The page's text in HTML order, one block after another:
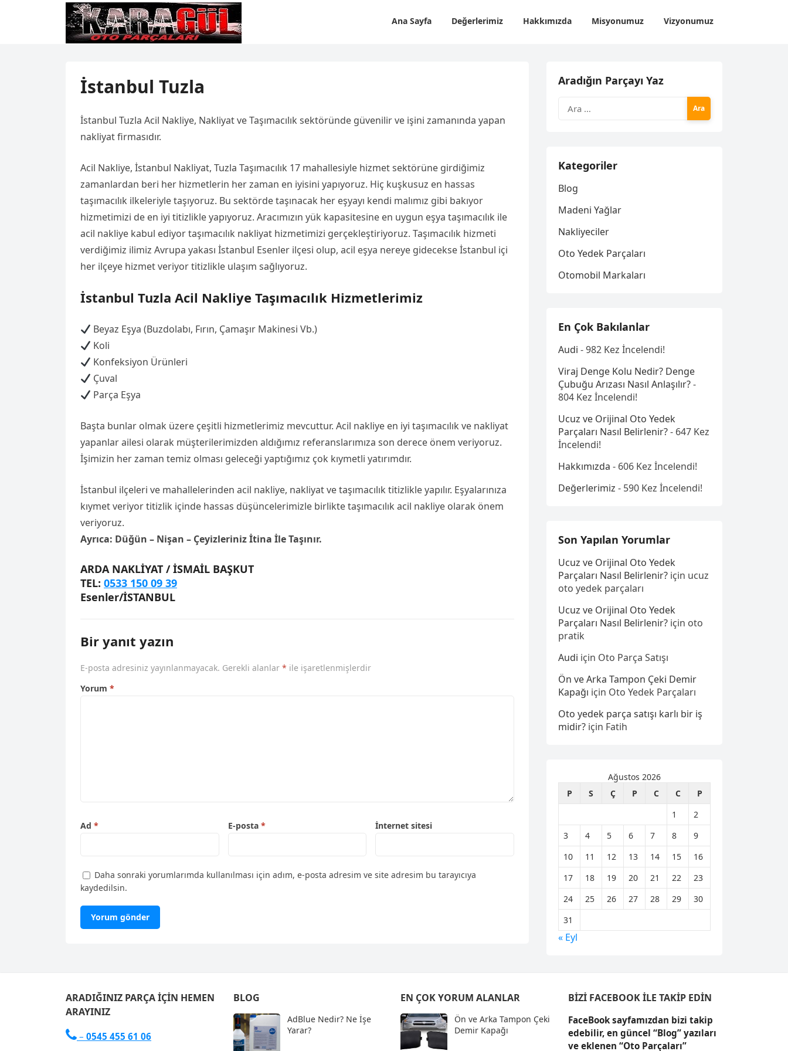
Ana Sayfa Değerlerimiz Hakkımızda Misyonumuz Vizyonumuz
İstanbul Tuzla
İstanbul Tuzla Acil Nakliye, Nakliyat ve Taşımacılık sektöründe güvenilir ve işini zamanında yapan
nakliyat firmasıdır.
Acil Nakliye, İstanbul Nakliyat, Tuzla Taşımacılık 17 mahallesiyle hizmet sektörüne girdiğimiz
zamanlardan beri her hizmetlerin her zaman en iyisini yapıyoruz. Hiç kuşkusuz en hassas
taşımacılık ilkeleriyle taşıyoruz. Bu sektörde taşınacak her eşyayı kendi malımız gibi bakıyor
hizmetimizi de en iyi titizlikle yapıyoruz. Aracımızın yük kapasitesine en uygun eşya taşımacılık ile
acil nakliye kabul ediyor taşımacılık nakliyat hizmetimizi gerçekleştiriyoruz. Taşımacılık hizmeti
verdiğimiz ilimiz Avrupa yakası İstanbul Esenler ilçesi olup, acil eşya nereye gidecekse İstanbul içi
her ilçeye hizmet veriyor titizlikle ulaşım sağlıyoruz.
İstanbul Tuzla Acil Nakliye Taşımacılık Hizmetlerimiz
Beyaz Eşya (Buzdolabı, Fırın, Çamaşır Makinesi Vb.)
Koli
Konfeksiyon Ürünleri
Çuval
Parça Eşya
Başta bunlar olmak üzere çeşitli hizmetlerimiz mevcuttur. Acil nakliye en iyi taşımacılık ve nakliyat
yapanlar ailesi olarak müşterilerimizden aldığımız referanslarımıza son derece önem veriyoruz.
İşimizin her zaman temiz olması geleceği yaptığımız çok kıymetli yatırımdır.
İstanbul ilçeleri ve mahallelerinden acil nakliye, nakliyat ve taşımacılık titizlikle yapılır. Eşyalarınıza
kıymet veriyor titizlik içinde hassas düşüncelerimizle birlikte taşımacılık acil nakliye olarak önem
veriyoruz.
Ayrıca: Düğün – Nişan – Çeyizleriniz İtina İle Taşınır.
ARDA NAKLİYAT / İSMAİL BAŞKUT
TEL: 0533 150 09 39
Esenler/İSTANBUL
Bir yanıt yazın
E-posta adresiniz yayınlanmayacak. Gerekli alanlar * ile işaretlenmişlerdir
Yorum *
Ad * E-posta * İnternet sitesi
Daha sonraki yorumlarımda kullanılması için adım, e-posta adresim ve site adresim bu tarayıcıya
kaydedilsin.
Aradığın Parçayı Yaz
Kategoriler
Blog
Madeni Yağlar
Nakliyeciler
Oto Yedek Parçaları
Otomobil Markaları
En Çok Bakılanlar
Audi - 982 Kez İncelendi!
Viraj Denge Kolu Nedir? Denge
Çubuğu Arızası Nasıl Anlaşılır?-
804 Kez İncelendi!
Ucuz ve Orijinal Oto Yedek
Parçaları Nasıl Belirlenir?- 647 Kez
İncelendi!
Hakkımızda - 606 Kez İncelendi!
Değerlerimiz - 590 Kez İncelendi!
Son Yapılan Yorumlar
Ucuz ve Orijinal Oto Yedek
Parçaları Nasıl Belirlenir? için ucuz
oto yedek parçaları
Ucuz ve Orijinal Oto Yedek
Parçaları Nasıl Belirlenir? için oto
pratik
Audi için Oto Parça Satışı
Ön ve Arka Tampon Çeki Demir
Kapağı için Oto Yedek Parçaları
Oto yedek parça satışı karlı bir iş
midir? için Fatih
Ağustos 2026
P
S Ç P C C
P
1
2
3
4 5 6 7 8
9
10
11 12 13 14 15
16
17
18 19 20 21 22
23
24
25 26 27 28 29
30
31
« Eyl
ARADIĞINIZ PARÇA İÇIN HEMEN
ARAYINIZ
 – 0545 455 61 06
BLOG
AdBlue Nedir? Ne İşe
Yarar?
EN ÇOK YORUM ALANLAR
Ön ve Arka Tampon Çeki
Demir Kapağı
BIZI FACEBOOK İLE TAKIP EDIN
FaceBook sayfamızdan bizi takip
edebilir, en güncel “Blog” yazıları
ve eklenen “Oto Parçaları”